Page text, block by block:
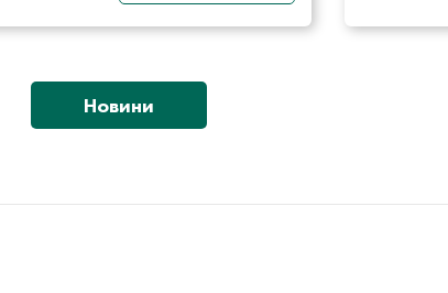
Новини